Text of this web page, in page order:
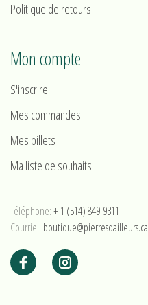
Politique de retours
Mon compte
S'inscrire
Mes commandes
Mes billets
Ma liste de souhaits
Téléphone:+ 1 (514) 849-9311
Courriel: boutique@pierresdailleurs.ca